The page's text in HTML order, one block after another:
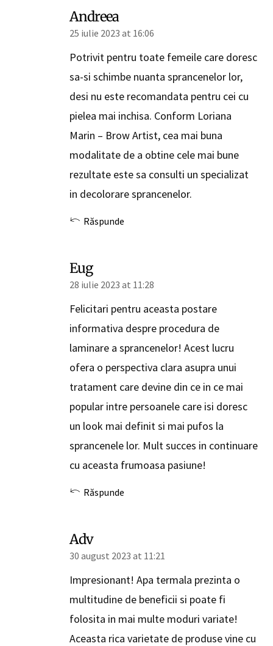
Andreea
25 iulie 2023 at 16:06
Potrivit pentru toate femeile care doresc
sa-si schimbe nuanta sprancenelor lor,
desi nu este recomandata pentru cei cu
pielea mai inchisa. Conform Loriana
Marin – Brow Artist, cea mai buna
modalitate de a obtine cele mai bune
rezultate este sa consulti un specializat
in decolorare sprancenelor.
Răspunde
Eug
28 iulie 2023 at 11:28
Felicitari pentru aceasta postare
informativa despre procedura de
laminare a sprancenelor! Acest lucru
ofera o perspectiva clara asupra unui
tratament care devine din ce in ce mai
popular intre persoanele care isi doresc
un look mai definit si mai pufos la
sprancenele lor. Mult succes in continuare
cu aceasta frumoasa pasiune!
Răspunde
Adv
30 august 2023 at 11:21
Impresionant! Apa termala prezinta o
multitudine de beneficii si poate fi
folosita in mai multe moduri variate!
Aceasta rica varietate de produse vine cu